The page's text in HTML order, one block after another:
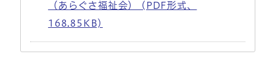
（あらぐさ福祉会） (PDF形式、
168.85KB)